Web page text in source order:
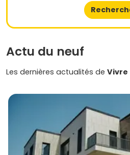
Actu du neuf
Les dernières actualités de Vivre